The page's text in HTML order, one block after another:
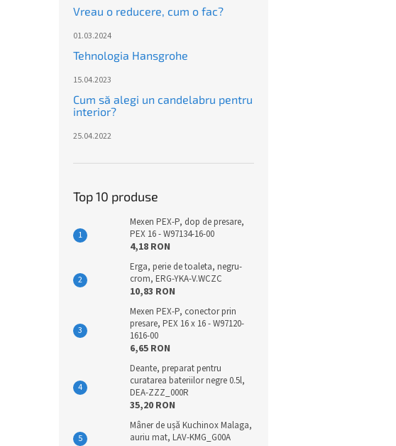
Vreau o reducere, cum o fac?
01.03.2024
Tehnologia Hansgrohe
15.04.2023
Cum să alegi un candelabru pentru
interior?
25.04.2022
Top 10 produse
Mexen PEX-P, dop de presare,
PEX 16 - W97134-16-00
4,18 RON
Erga, perie de toaleta, negru-
crom, ERG-YKA-V.WCZC
10,83 RON
Mexen PEX-P, conector prin
presare, PEX 16 x 16 - W97120-
1616-00
6,65 RON
Deante, preparat pentru
curatarea bateriilor negre 0.5l,
DEA-ZZZ_000R
35,20 RON
Mâner de ușă Kuchinox Malaga,
auriu mat, LAV-KMG_G00A